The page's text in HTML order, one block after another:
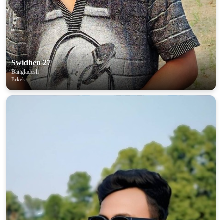
Swidhen 27
Bangladesh
Erkek